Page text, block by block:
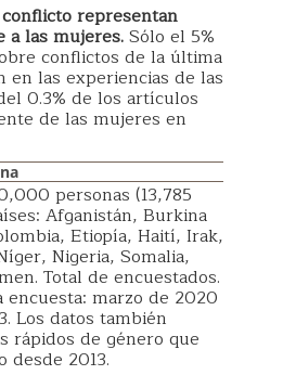
representan
las mujeres.Sólo el 5%
conflictos de la última
en las experiencias de las
0.3% de los artículos
de las mujeres en
personas (13,785
Afganistán, Burkina
Etiopía, Haití, Irak,
Nigeria, Somalia,
Total de encuestados.
encuesta: marzo de 2020
Los datos también
rápidos de género que
desde 2013.